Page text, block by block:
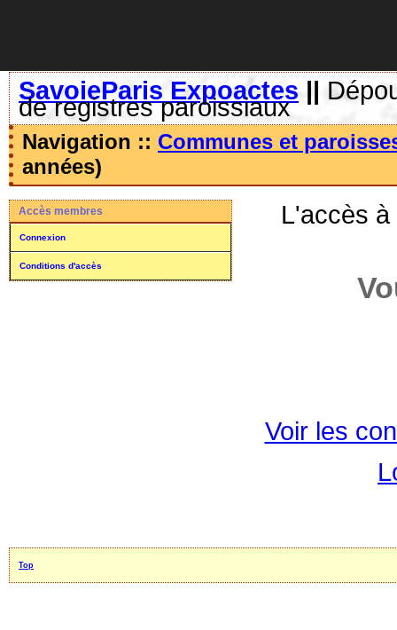
SavoieParis Expoactes ||
de registres paroissiaux
Navigation :: Communes et
années)
Accès membres
Connexion
Conditions d'accès
L'accès
Voir les
Top